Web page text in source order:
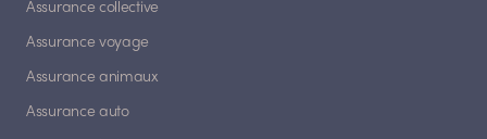
Assurance collective
Assurance voyage
Assurance animaux
Assurance auto